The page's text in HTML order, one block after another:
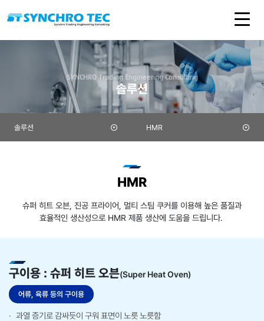
SYNCHRO Trading Engineering Consulting
솔루션
솔루션 HMR
HMR
슈퍼 히트 오븐, 진공 프라이어, 멀티 스팀 쿠커를 이용해 높은 품질과
효율적인 생산성으로 HMR 제품 생산에 도움을 드립니다. ​
구이용 : 슈퍼 히트 오븐​(Super Heat Oven)
어류, 육류 등의 구이용
과열 증기로 감싸듯이 구워 표면이 노릇 노릇함